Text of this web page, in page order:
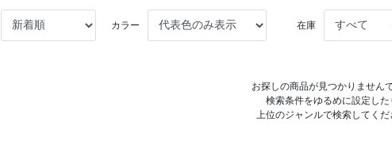
カラー 在庫
お探しの商品が見つかりません
検索条件をゆるめに設定した
上位のジャンルで検索してくだ